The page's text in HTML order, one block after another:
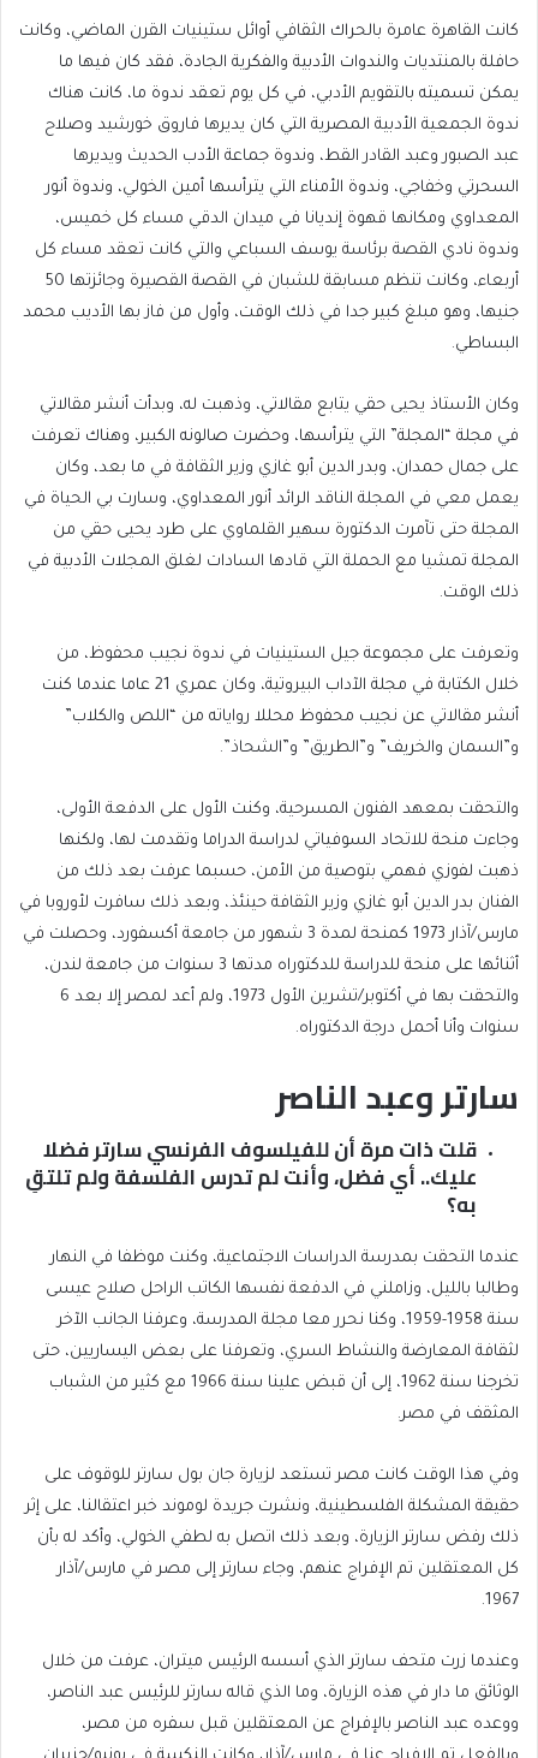
كانت القاهرة عامرة بالحراك الثقافي أوائل ستينيات القرن الماضي، وكانت
حافلة بالمنتديات والندوات الأدبية والفكرية الجادة، فقد كان فيها ما
يمكن تسميته بالتقويم الأدبي، في كل يوم تعقد ندوة ما، كانت هناك
ندوة الجمعية الأدبية المصرية التي كان يديرها فاروق خورشيد وصلاح
عبد الصبور وعبد القادر القط، وندوة جماعة الأدب الحديث ويديرها
السحرتي وخفاجي، وندوة الأمناء التي يترأسها أمين الخولي، وندوة أنور
المعداوي ومكانها قهوة إنديانا في ميدان الدقي مساء كل خميس،
وندوة نادي القصة برئاسة يوسف السباعي والتي كانت تعقد مساء كل
أربعاء، وكانت تنظم مسابقة للشبان في القصة القصيرة وجائزتها 50
جنيها، وهو مبلغ كبير جدا في ذلك الوقت، وأول من فاز بها الأديب محمد
البساطي.
وكان الأستاذ يحيى حقي يتابع مقالاتي، وذهبت له، وبدأت أنشر مقالاتي
في مجلة “المجلة” التي يترأسها، وحضرت صالونه الكبير، وهناك تعرفت
على جمال حمدان، وبدر الدين أبو غازي وزير الثقافة في ما بعد، وكان
يعمل معي في المجلة الناقد الرائد أنور المعداوي، وسارت بي الحياة في
المجلة حتى تآمرت الدكتورة سهير القلماوي على طرد يحيى حقي من
المجلة تمشيا مع الحملة التي قادها السادات لغلق المجلات الأدبية في
ذلك الوقت.
وتعرفت على مجموعة جيل الستينيات في ندوة نجيب محفوظ، من
خلال الكتابة في مجلة الآداب البيروتية، وكان عمري 21 عاما عندما كنت
أنشر مقالاتي عن نجيب محفوظ محللا رواياته من “اللص والكلاب”
و”السمان والخريف” و”الطريق” و”الشحاذ”.
والتحقت بمعهد الفنون المسرحية، وكنت الأول على الدفعة الأولى،
وجاءت منحة للاتحاد السوفياتي لدراسة الدراما وتقدمت لها، ولكنها
ذهبت لفوزي فهمي بتوصية من الأمن، حسبما عرفت بعد ذلك من
الفنان بدر الدين أبو غازي وزير الثقافة حينئذ، وبعد ذلك سافرت لأوروبا في
مارس/آذار 1973 كمنحة لمدة 3 شهور من جامعة أكسفورد، وحصلت في
أثنائها على منحة للدراسة للدكتوراه مدتها 3 سنوات من جامعة لندن،
والتحقت بها في أكتوبر/تشرين الأول 1973، ولم أعد لمصر إلا بعد 6
سنوات وأنا أحمل درجة الدكتوراه.
سارتر وعبد الناصر
قلت ذات مرة أن للفيلسوف الفرنسي سارتر فضلا
عليك.. أي فضل، وأنت لم تدرس الفلسفة ولم تلتقِ
به؟
عندما التحقت بمدرسة الدراسات الاجتماعية، وكنت موظفا في النهار
وطالبا بالليل، وزاملني في الدفعة نفسها الكاتب الراحل صلاح عيسى
سنة 1958-1959، وكنا نحرر معا مجلة المدرسة، وعرفنا الجانب الآخر
لثقافة المعارضة والنشاط السري، وتعرفنا على بعض اليساريين، حتى
تخرجنا سنة 1962، إلى أن قبض علينا سنة 1966 مع كثير من الشباب
المثقف في مصر.
وفي هذا الوقت كانت مصر تستعد لزيارة جان بول سارتر للوقوف على
حقيقة المشكلة الفلسطينية، ونشرت جريدة لوموند خبر اعتقالنا، على إثر
ذلك رفض سارتر الزيارة، وبعد ذلك اتصل به لطفي الخولي، وأكد له بأن
كل المعتقلين تم الإفراج عنهم، وجاء سارتر إلى مصر في مارس/آذار
1967.
وعندما زرت متحف سارتر الذي أسسه الرئيس ميتران، عرفت من خلال
الوثائق ما دار في هذه الزيارة، وما الذي قاله سارتر للرئيس عبد الناصر،
ووعده عبد الناصر بالإفراج عن المعتقلين قبل سفره من مصر،